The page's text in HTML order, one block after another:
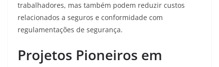
trabalhadores, mas também podem reduzir custos
relacionados a seguros e conformidade com
regulamentações de segurança.
Projetos Pioneiros em